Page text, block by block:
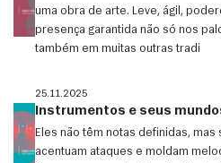
uma obra de arte. Leve, ágil,
presença garantida não só nos
também em muitas outras tradi
25.11.2025
Instrumentos e seus
Eles não têm notas definidas,
acentuam ataques e moldam